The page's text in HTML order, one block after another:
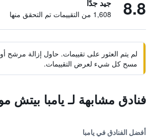
8.8 جيد جدًا
1,608 من التقييمات تم التحقق منها
لم يتم العثور على تقييمات. حاول إزالة مرشح
مسح كل شيء لعرض التقييمات.
فنادق مشابهة لـ يامبا بيتش
أفضل الفنادق في يامبا